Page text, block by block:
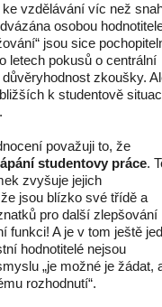
vzdělávání víc než
osobou
jsou sice
letech pokusů o centrální
zkoušky.
k studentově
považuji to, že
studentovy práce.
zvyšuje jejich
jsou blízko své třídě a
pro další zlepšování
funkci! A je v tom ještě
hodnotitelé nejsou
„je možné je žádat,
rozhodnutí“.